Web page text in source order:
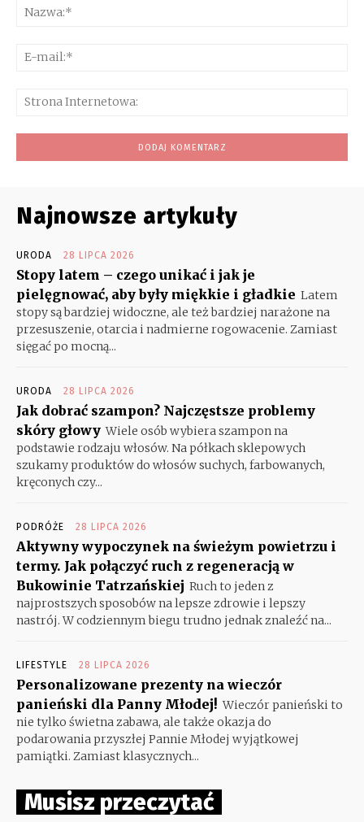
Najnowsze artykuły
URODA 28 LIPCA 2026
Stopy latem – czego unikać i jak je
pielęgnować, aby były miękkie i gładkie Latem
stopy są bardziej widoczne, ale też bardziej narażone na
przesuszenie, otarcia i nadmierne rogowacenie. Zamiast
sięgać po mocną...
URODA 28 LIPCA 2026
Jak dobrać szampon? Najczęstsze problemy
skóry głowy Wiele osób wybiera szampon na
podstawie rodzaju włosów. Na półkach sklepowych
szukamy produktów do włosów suchych, farbowanych,
kręconych czy...
PODRÓŻE 28 LIPCA 2026
Aktywny wypoczynek na świeżym powietrzu i
termy. Jak połączyć ruch z regeneracją w
Bukowinie Tatrzańskiej Ruch to jeden z
najprostszych sposobów na lepsze zdrowie i lepszy
nastrój. W codziennym biegu trudno jednak znaleźć na...
LIFESTYLE 28 LIPCA 2026
Personalizowane prezenty na wieczór
panieński dla Panny Młodej! Wieczór panieński to
nie tylko świetna zabawa, ale także okazja do
podarowania przyszłej Pannie Młodej wyjątkowej
pamiątki. Zamiast klasycznych...
Musisz przeczytać